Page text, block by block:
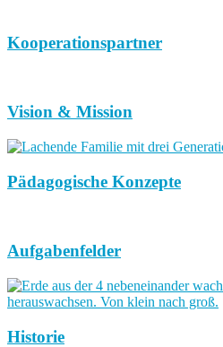
Kooperationspartner
Vision & Mission
Pädagogische Konzepte
Aufgabenfelder
Historie